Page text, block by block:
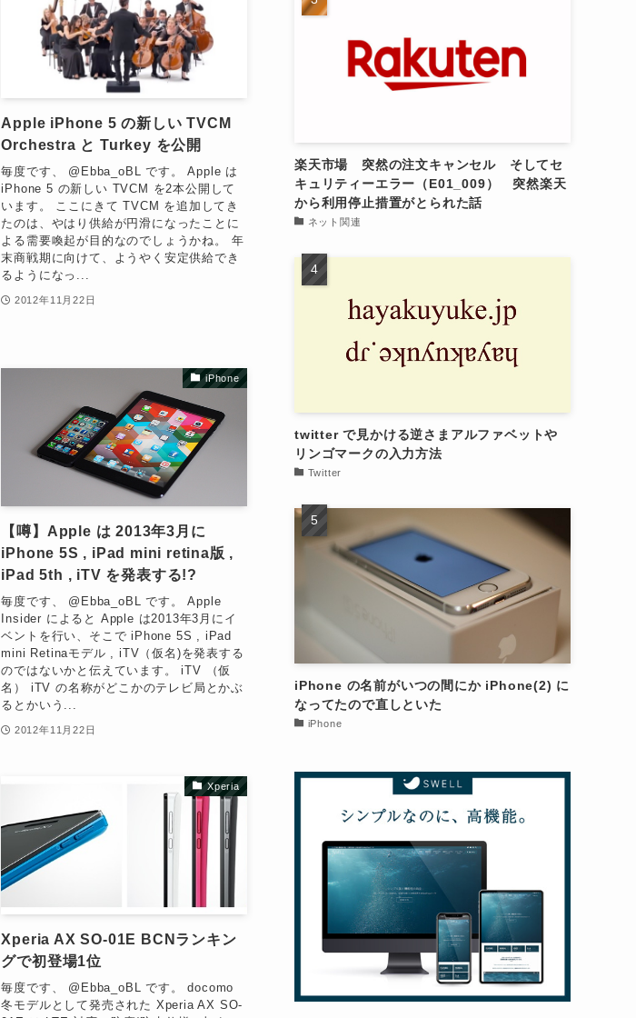
Apple iPhone 5 の新しい TVCM
Orchestra と Turkey を公開
毎度です、 @Ebba_oBL です。 Apple は
iPhone 5 の新しい TVCM を2本公開して
います。 ここにきて TVCM を追加してき
たのは、やはり供給が円滑になったことに
よる需要喚起が目的なのでしょうかね。 年
末商戦期に向けて、ようやく安定供給でき
るようになっ...
2012年11月22日
iPhone
【噂】Apple は 2013年3月に
iPhone 5S , iPad mini retina版 ,
iPad 5th , iTV を発表する!?
毎度です、 @Ebba_oBL です。 Apple
Insider によると Apple は2013年3月にイ
ベントを行い、そこで iPhone 5S , iPad
mini Retinaモデル , iTV（仮名)を発表する
のではないかと伝えています。 iTV （仮
名） iTV の名称がどこかのテレビ局とかぶ
るとかいう...
2012年11月22日
Xperia
Xperia AX SO-01E BCNランキン
グで初登場1位
毎度です、 @Ebba_oBL です。 docomo
冬モデルとして発売された Xperia AX SO-
楽天市場 突然の注文キャンセル そしてセ
キュリティーエラー（E01_009） 突然楽天
から利用停止措置がとられた話
ネット関連
twitter で見かける逆さまアルファベットや
リンゴマークの入力方法
Twitter
iPhone の名前がいつの間にか iPhone(2) に
なってたので直しといた
iPhone